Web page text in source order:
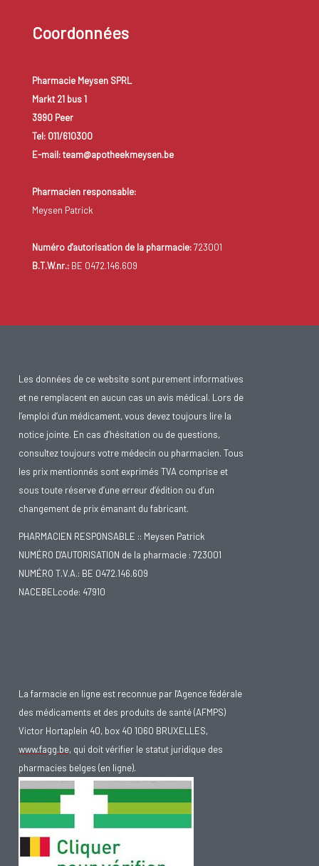
Coordonnées
Pharmacie Meysen SPRL
Markt 21 bus 1
3990 Peer
Tel: 011/610300
E-mail: team@apotheekmeysen.be
Pharmacien responsable:
Meysen Patrick
Numéro d'autorisation de la pharmacie:723001
B.T.W.nr.:BE 0472.146.609
Les données de ce website sont purement informatives
et ne remplacent en aucun cas un avis médical. Lors de
l’emploi d’un médicament, vous devez toujours lire la
notice jointe. En cas d’hésitation ou de questions,
consultez toujours votre médecin ou pharmacien. Tous
les prix mentionnés sont exprimés TVA comprise et
sous toute réserve d’une erreur d’édition ou d’un
changement de prix émanant du fabricant.
PHARMACIEN RESPONSABLE :: Meysen Patrick
NUMÉRO D'AUTORISATION de la pharmacie : 723001
NUMÉRO T.V.A.: BE 0472.146.609
NACEBELcode: 47910
La farmacie en ligne est reconnue par l'Agence fédérale
des médicaments et des produits de santé (AFMPS)
Victor Hortaplein 40, box 40 1060 BRUXELLES,
www.fagg.be, qui doit vérifier le statut juridique des
pharmacies belges (en ligne).